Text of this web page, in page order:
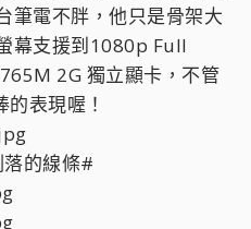
筆電不胖，他只是骨架大
幕支援到1080p Full
2G 獨立顯卡，不管
表現喔！
的線條#